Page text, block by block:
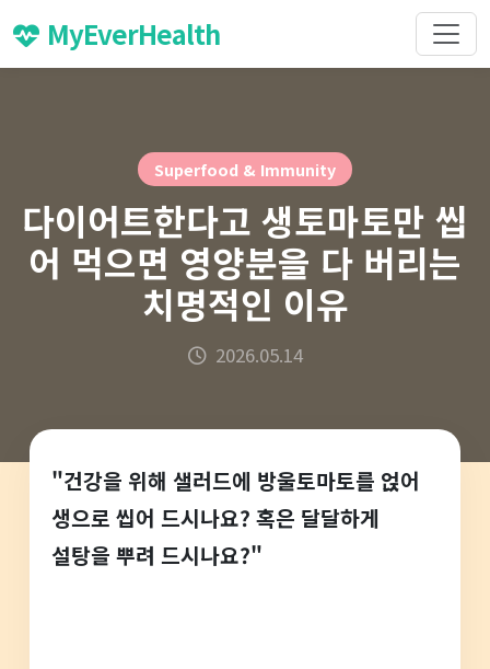
MyEverHealth
Superfood & Immunity
다이어트한다고 생토마토만 씹
어 먹으면 영양분을 다 버리는
치명적인 이유
2026.05.14
"건강을 위해 샐러드에 방울토마토를 얹어
생으로 씹어 드시나요? 혹은 달달하게
설탕을 뿌려 드시나요?"